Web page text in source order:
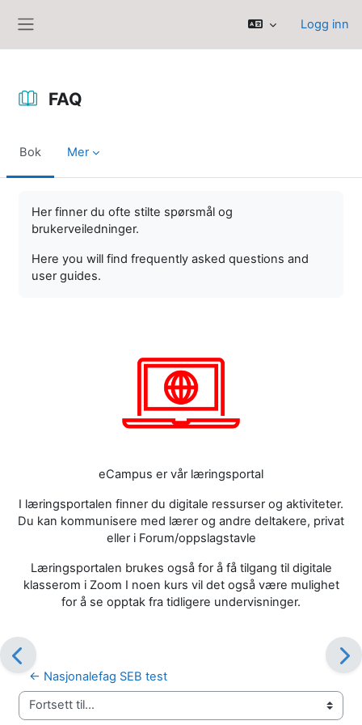
Logg inn
FAQ
Bok Mer
Her finner du ofte stilte spørsmål og
brukerveiledninger.
Here you will find frequently asked questions and
user guides.
eCampus er vår læringsportal
I læringsportalen finner du digitale ressurser og aktiviteter.
Du kan kommunisere med lærer og andre deltakere, privat
eller i Forum/oppslagstavle
Læringsportalen brukes også for å få tilgang til digitale
klasserom i Zoom I noen kurs vil det også være mulighet
for å se opptak fra tidligere undervisninger.
← Nasjonalefag SEB test
Fortsett til...